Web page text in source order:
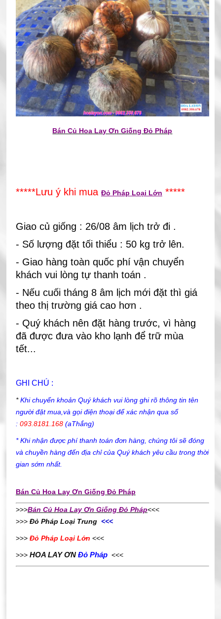
Bán Củ Hoa Lay Ơn Giống Đỏ Pháp
*****Lưu ý khi mua Đỏ Pháp Loại Lớn *****
Giao củ giống : 26/08 âm lịch trở đi .
- Số lượng đặt tối thiểu : 50 kg trở lên.
- Giao hàng toàn quốc phí vận chuyển
khách vui lòng tự thanh toán .
- Nếu cuối tháng 8 âm lịch mới đặt thì giá
theo thị trường giá cao hơn .
- Quý khách nên đặt hàng trước, vì hàng
đã được đưa vào kho lạnh để trữ mùa
tết...
GHI CHÚ :
*Khi chuyển khoản Quý khách vui lòng ghi rõ thông tin tên
người đặt mua,và gọi điện thoại để xác nhận qua số
: 093.8181.168 (aThắng)
* Khi nhận được phí thanh toán đơn hàng, chúng tôi sẽ đóng
và chuyền hàng đến địa chỉ của Quý khách yêu cầu trong thời
gian sớm nhất.
Bán Củ Hoa Lay Ơn Giống Đỏ Pháp
>>>Bán Củ Hoa Lay Ơn Giống Đỏ Pháp<<<
>>> Đỏ Pháp Loại Trung<<<
>>> Đỏ Pháp Loại Lớn <<<
>>> HOA LAY ƠN Đỏ Pháp <<<